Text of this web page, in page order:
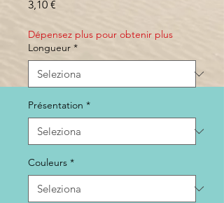
3,10 €
Dépensez plus pour obtenir plus
Longueur *
Présentation *
Couleurs *